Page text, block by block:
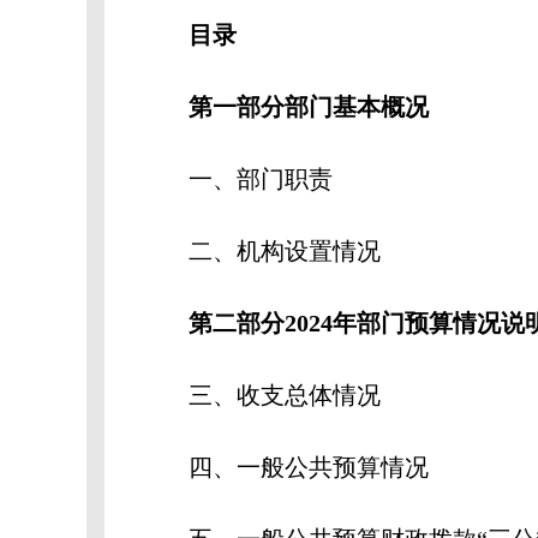
目录
第一部分部门基本概况
一、部门职责
二、机构设置情况
第二部分2024年部门预算情况说
三、收支总体情况
四、一般公共预算情况